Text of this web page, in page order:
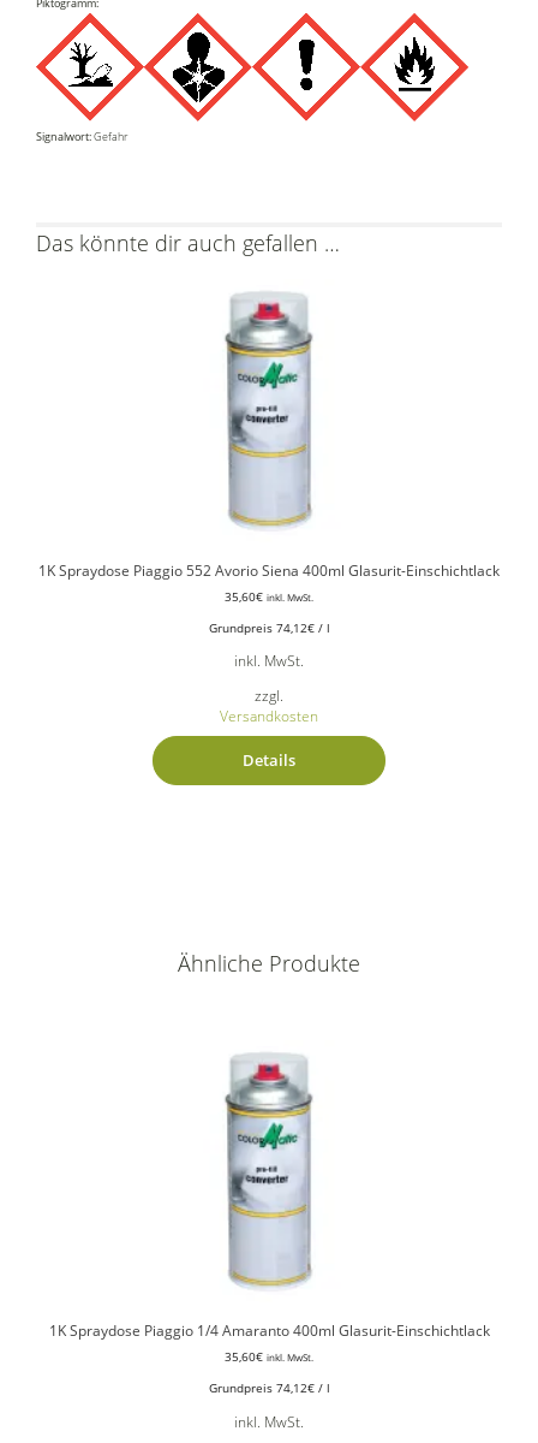
Signalwort:Gefahr
Das könnte dir auch gefallen …
1K Spraydose Piaggio 552 Avorio Siena 400ml Glasurit-Einschichtlack
35,60€ inkl. MwSt.
Grundpreis 74,12€/ l
inkl. MwSt.
zzgl.
Versandkosten
Details
Ähnliche Produkte
1K Spraydose Piaggio 1/4 Amaranto 400ml Glasurit-Einschichtlack
35,60€ inkl. MwSt.
Grundpreis 74,12€/ l
inkl. MwSt.